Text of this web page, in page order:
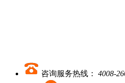
咨询服务热线： 4008-